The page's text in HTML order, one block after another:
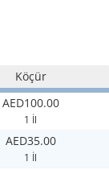
Köçür
AED100.00
1 İl
AED35.00
1 İl